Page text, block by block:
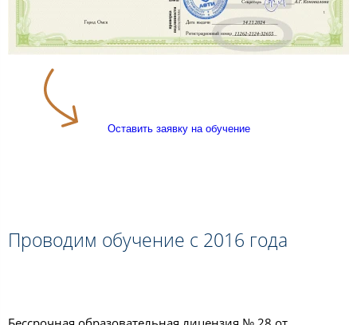
Оставить заявку на обучение
Проводим обучение с 2016 года